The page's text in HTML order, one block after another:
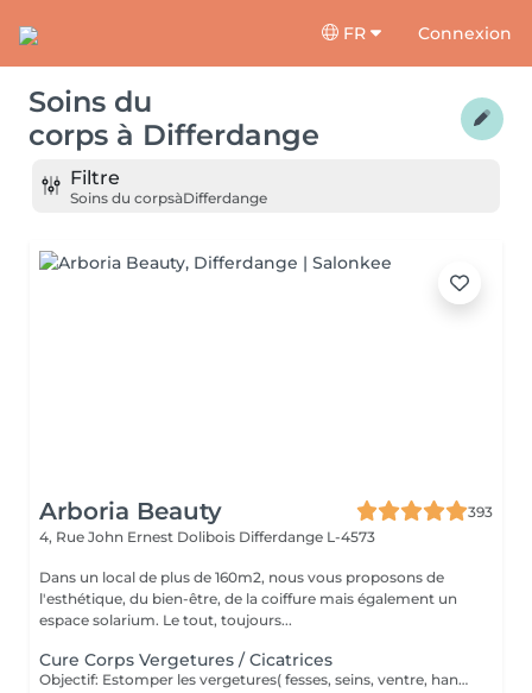
FR Connexion
Soins du
corps à Differdange
Filtre
Soins du corpsàDifferdange
Arboria Beauty
393
4, Rue John Ernest Dolibois Differdange L-4573
Dans un local de plus de 160m2, nous vous proposons de
l'esthétique, du bien-être, de la coiffure mais également un
espace solarium. Le tout, toujours...
Cure Corps Vergetures / Cicatrices
Objectif: Estomper les vergetures( fesses, seins, ventre, hanches, cuisses...), cicatrices, rides ( décolleté, cou...), masques de grossesse, unifier le dos des mains et les imperfections superficielles de la peau. Un rendez-vous vous est offert afin que l'on puisse déterminer le meilleur protocole à mettre en place. Nos traitements sont sur-mesure en fonction de vos besoins. Une fois cette analyse effectuée, une offre de prix vous sera faite. Le tout sans engagements. Une cure dure en moyenne entre 8 et 12 séances espacées d'une à deux semaines. Une crème à base de collagène, élastine et acide hyaluronique vous est OFFERTE afin de compléter votre cure.